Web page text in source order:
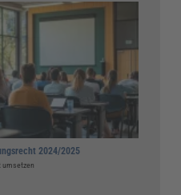
2024/2025
umsetzen